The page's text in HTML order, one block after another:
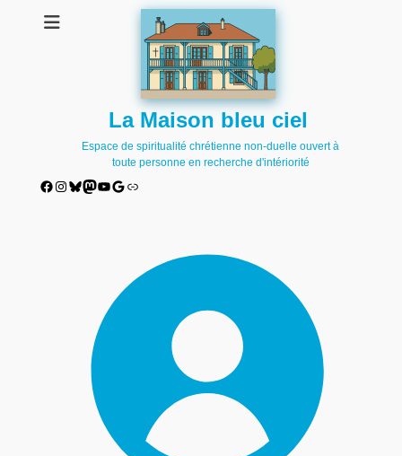
La Maison bleu ciel
Espace de spiritualité chrétienne non-duelle ouvert à
toute personne en recherche d'intériorité
Facebook
Instagram
Bluesky
Mastodon
YouTube
Google
Lien